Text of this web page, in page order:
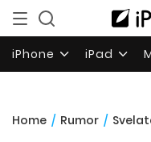
iPhone iPad
Home / Rumor / Svelata